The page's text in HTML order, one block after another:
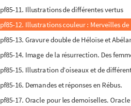
pf85-11. Illustrations de différentes vertus
pf85-12. Illustrations couleur : Merveilles de
pf85-13. Gravure double de Héloïse et
pf85-14. Image de la résurrection. Des
pf85-15. Illustration d’oiseaux et de
pf85-16. Demandes et réponses en Rébus.
pf85-17. Oracle pour les demoiselles.